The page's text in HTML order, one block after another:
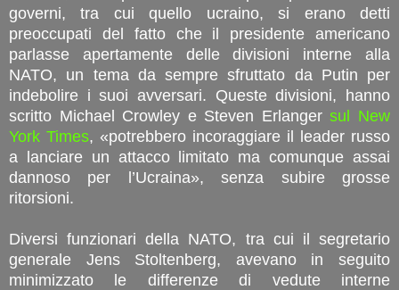
governi, tra cui quello ucraino, si erano detti
preoccupati del fatto che il presidente americano
parlasse apertamente delle divisioni interne alla
NATO, un tema da sempre sfruttato da Putin per
indebolire i suoi avversari. Queste divisioni, hanno
scritto Michael Crowley e Steven Erlangersul New
York Times, «potrebbero incoraggiare il leader russo
a lanciare un attacco limitato ma comunque assai
dannoso per l’Ucraina», senza subire grosse
ritorsioni.
Diversi funzionari della NATO, tra cui il segretario
generale Jens Stoltenberg, avevano in seguito
minimizzato le differenze di vedute interne